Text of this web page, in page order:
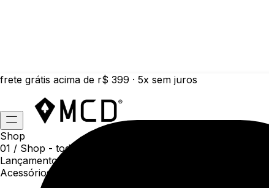
frete grátis acima de r$ 399 · 5x sem juros
Shop
01 / Shop - todas as categorias da coleção atual
Lançamentos da semana
Acessórios